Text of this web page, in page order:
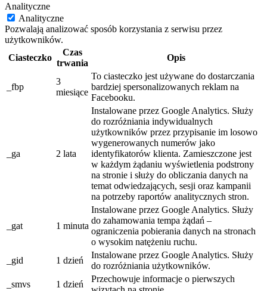
Analityczne
Analityczne
Pozwalają analizować sposób korzystania z serwisu przez
użytkowników.
Ciasteczko
Czas
trwania
Opis
_fbp
3
miesiące
To ciasteczko jest używane do dostarczania
bardziej spersonalizowanych reklam na
Facebooku.
_ga 2 lata
Instalowane przez Google Analytics. Służy
do rozróżniania indywidualnych
użytkowników przez przypisanie im losowo
wygenerowanych numerów jako
identyfikatorów klienta. Zamieszczone jest
w każdym żądaniu wyświetlenia podstrony
na stronie i służy do obliczania danych na
temat odwiedzających, sesji oraz kampanii
na potrzeby raportów analitycznych stron.
_gat 1 minuta
Instalowane przez Google Analytics. Służy
do zahamowania tempa żądań –
ograniczenia pobierania danych na stronach
o wysokim natężeniu ruchu.
_gid
1 dzień
Instalowane przez Google Analytics. Służy
do rozróżniania użytkowników.
_smvs
1 dzień
Przechowuje informacje o pierwszych